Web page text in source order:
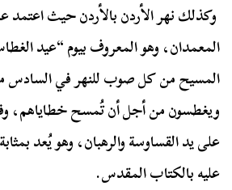
وكذلك نهر الأردن بالأردن حيث اعتمد
المعمدان، وهو المعروف بيوم “عيد
المسيح من كل صوب للنهر في السادس من
ويغطسون من أجل أن تُمسح خطاياهم،
على يد القساوسة والرهبان، وهو يُعد
عليه بالكتاب المقدس.